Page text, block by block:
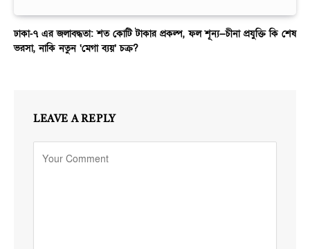
ঢাকা-৭ এর জলাবদ্ধতা: শত কোটি টাকার প্রকল্প, ফল শূন্য—চীনা প্রযুক্তি কি শেষ
ভরসা, নাকি নতুন ‘মেগা ব্যয়’ চক্র?
LEAVE A REPLY